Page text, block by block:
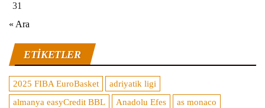
31
« Ara
ETIKETLER
2025 FIBA EuroBasket
adriyatik ligi
almanya easyCredit BBL
Anadolu Efes
as monaco